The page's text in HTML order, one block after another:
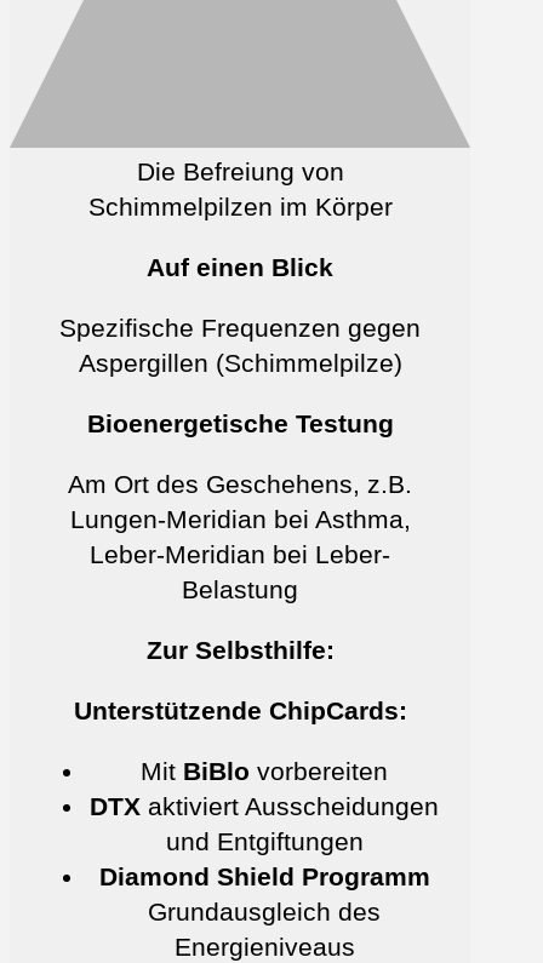
Die Befreiung von
Schimmelpilzen im Körper
Auf einen Blick
Spezifische Frequenzen gegen
Aspergillen (Schimmelpilze)
Bioenergetische Testung
Am Ort des Geschehens, z.B.
Lungen-Meridian bei Asthma,
Leber-Meridian bei Leber-
Belastung
Zur Selbsthilfe:
Unterstützende ChipCards:
Mit BiBlo vorbereiten
DTX aktiviert Ausscheidungen
und Entgiftungen
Diamond Shield Programm
Grundausgleich des
Energieniveaus